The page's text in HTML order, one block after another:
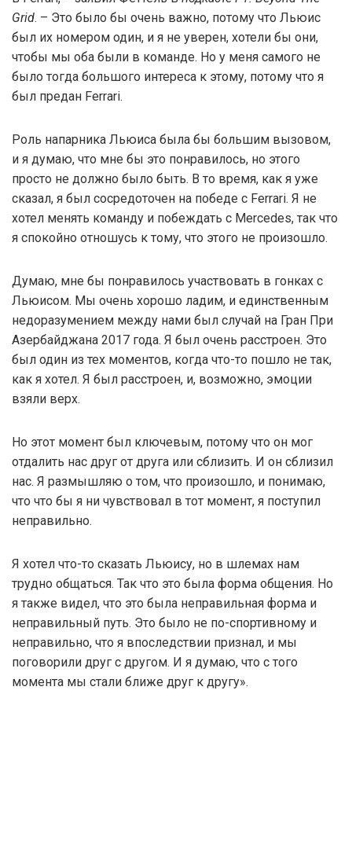
Grid. – Это было бы очень важно, потому что Льюис
был их номером один, и я не уверен, хотели бы они,
чтобы мы оба были в команде. Но у меня самого не
было тогда большого интереса к этому, потому что я
был предан Ferrari.
Роль напарника Льюиса была бы большим вызовом,
и я думаю, что мне бы это понравилось, но этого
просто не должно было быть. В то время, как я уже
сказал, я был сосредоточен на победе с Ferrari. Я не
хотел менять команду и побеждать с Mercedes, так что
я спокойно отношусь к тому, что этого не произошло.
Думаю, мне бы понравилось участвовать в гонках с
Льюисом. Мы очень хорошо ладим, и единственным
недоразумением между нами был случай на Гран При
Азербайджана 2017 года. Я был очень расстроен. Это
был один из тех моментов, когда что-то пошло не так,
как я хотел. Я был расстроен, и, возможно, эмоции
взяли верх.
Но этот момент был ключевым, потому что он мог
отдалить нас друг от друга или сблизить. И он сблизил
нас. Я размышляю о том, что произошло, и понимаю,
что что бы я ни чувствовал в тот момент, я поступил
неправильно.
Я хотел что-то сказать Льюису, но в шлемах нам
трудно общаться. Так что это была форма общения. Но
я также видел, что это была неправильная форма и
неправильный путь. Это было не по-спортивному и
неправильно, что я впоследствии признал, и мы
поговорили друг с другом. И я думаю, что с того
момента мы стали ближе друг к другу».